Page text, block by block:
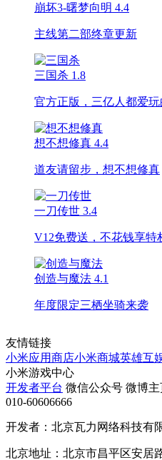
崩坏3-曙梦向明 4.4
主线第二部终章更新
三国杀 1.8
官方正版，三亿人都爱
想不想修真 4.4
道友请留步，想不想修真
一刀传世 3.4
V12免费送，不花钱享特
创造与魔法 4.1
年度限定三栖坐骑来袭
友情链接
小米应用商店小米商城英雄互
小米游戏中心
开发者平台 微信公众号 微博主
010-60606666
开发者：北京瓦力网络科技有
北京地址：北京市昌平区安居